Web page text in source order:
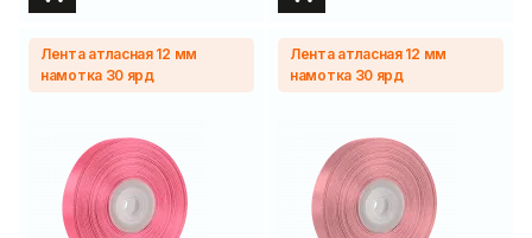
Лента атласная 12 мм
намотка 30 ярд
Лента атласная 12 мм
намотка 30 ярд